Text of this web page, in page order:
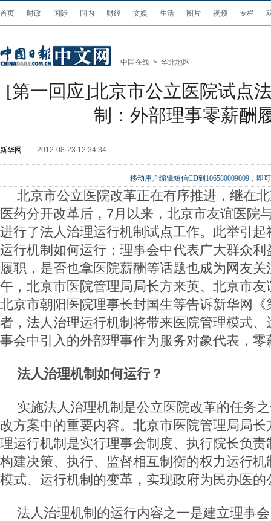
首页 时政 国际 国内 财经 文娱 生活 图片 视频 专栏
中国在线 > 华北地区
[第一回应]北京市公立医院试点
制：外部理事零薪酬
新华网 2012-08-23 12:34:34
移动用户编辑短信CD到106580009009，即
北京市公立医院改革正在有序推进，继在
医药分开改革后，7月以来，北京市友谊医院
进行了法人治理运行机制试点工作。此举引
运行机制如何运行；理事会中代表广大群众
履职，是否也拿医院薪酬等话题也成为网友
午，北京市医院管理局局长方来英、北京市
北京市朝阳医院理事长封国生等告诉新华网
者，法人治理运行机制将带来医院管理模式
事会中引入的外部理事作为服务对象代表，零
法人治理机制如何运行？
实施法人治理机制是公立医院改革的任务
改方案中的重要内容。北京市医院管理局局长
理运行机制是实行理事会制度、执行院长负
构建决策、执行、监督相互制衡的权力运行
模式、运行机制的变革，实现政府为民办医的
法人治理机制的运行内容之一是建立理事